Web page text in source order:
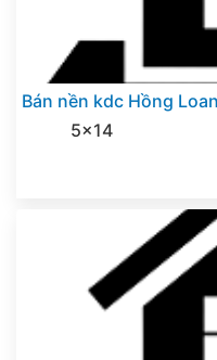
Bán nền kdc Hồng
5x14